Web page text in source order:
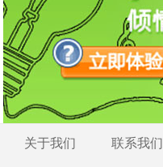
关于我们 联系我们